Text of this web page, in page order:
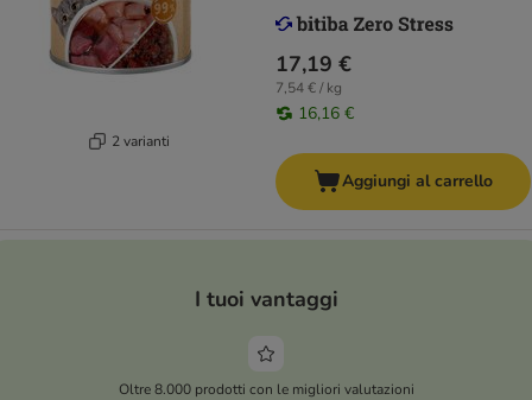
2 varianti
17,19 €
7,54 € / kg
16,16 €
Aggiungi al carrello
I tuoi vantaggi
Oltre 8.000 prodotti con le migliori valutazioni